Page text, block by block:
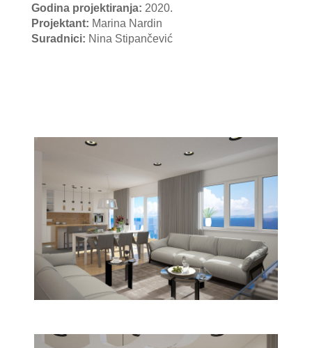
Godina projektiranja: 2020.
Projektant: Marina Nardin
Suradnici: Nina Stipančević